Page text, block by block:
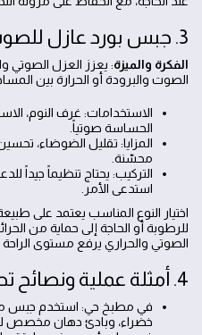
3. جبس بورد عازل للصوت والحرارة
الفكرة والميزة: يعزز العزل الصوتي
الصوت والبرودة أو الحرارة بين
الاستخدامات: غرف النوم،
الحساسة صوتياً.
المزايا: تقليل الضوضاء،
محسّنة.
التركيب: يحتاج تنظيماً جيداً
استدعى الأمر.
اختيار النوع المناسب يعتمد على
للرطوبة أو الحاجة إلى حماية من
الصوتي والحراري يرفع مستوى الراحة
4. أمثلة عملية ونصائح تطبيقية
في مطبخ حي: استخدم جبس
خضراء، وبادئ دهان مخصص